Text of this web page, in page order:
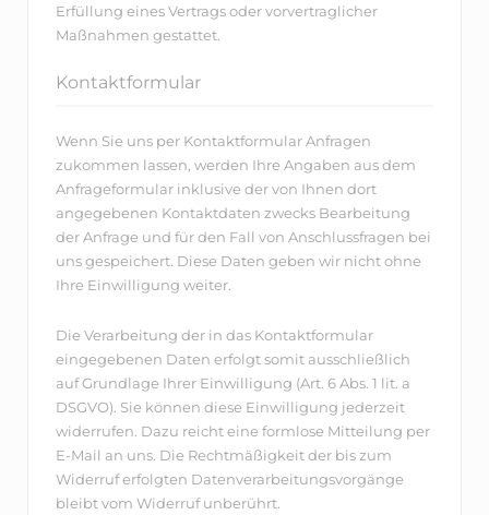
Erfüllung eines Vertrags oder vorvertraglicher
Maßnahmen gestattet.
Kontaktformular
Wenn Sie uns per Kontaktformular Anfragen
zukommen lassen, werden Ihre Angaben aus dem
Anfrageformular inklusive der von Ihnen dort
angegebenen Kontaktdaten zwecks Bearbeitung
der Anfrage und für den Fall von Anschlussfragen bei
uns gespeichert. Diese Daten geben wir nicht ohne
Ihre Einwilligung weiter.
Die Verarbeitung der in das Kontaktformular
eingegebenen Daten erfolgt somit ausschließlich
auf Grundlage Ihrer Einwilligung (Art. 6 Abs. 1 lit. a
DSGVO). Sie können diese Einwilligung jederzeit
widerrufen. Dazu reicht eine formlose Mitteilung per
E-Mail an uns. Die Rechtmäßigkeit der bis zum
Widerruf erfolgten Datenverarbeitungsvorgänge
bleibt vom Widerruf unberührt.